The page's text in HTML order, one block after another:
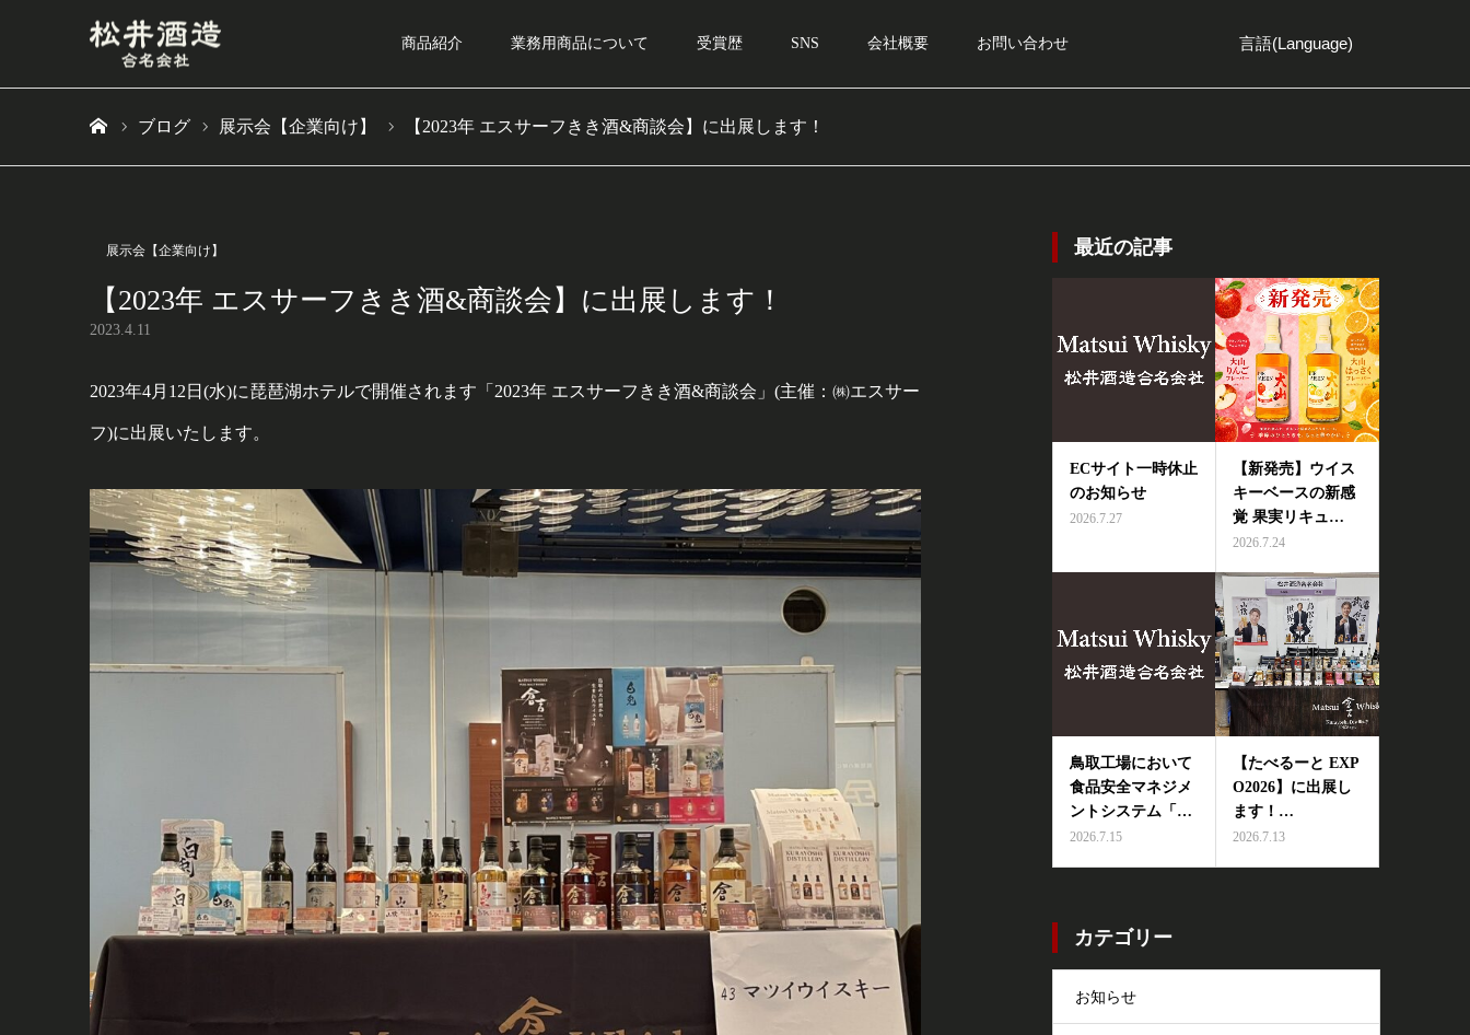
商品紹介 業務用商品について 受賞歴 SNS 会社概要 お問い合わせ 言語(Language)
ブログ 展示会【企業向け】 【2023年 エスサーフきき酒&商談会】に出展します！
展示会【企業向け】
【2023年 エスサーフきき酒&商談会】に出展します！
2023.4.11
2023年4月12日(水)に琵琶湖ホテルで開催されます「2023年 エスサーフきき酒&商談会」(主催：㈱エスサー
フ)に出展いたします。
最近の記事
ECサイト一時休止
のお知らせ
2026.7.27
【新発売】ウイス
キーベースの新感
覚 果実リキュ…
2026.7.24
鳥取工場において
食品安全マネジメ
ントシステム「…
2026.7.15
【たべるーと EXP
O2026】に出展し
ます！…
2026.7.13
カテゴリー
お知らせ